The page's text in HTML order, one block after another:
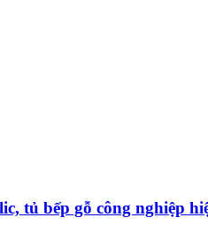
tủ bếp gỗ công nghiệp